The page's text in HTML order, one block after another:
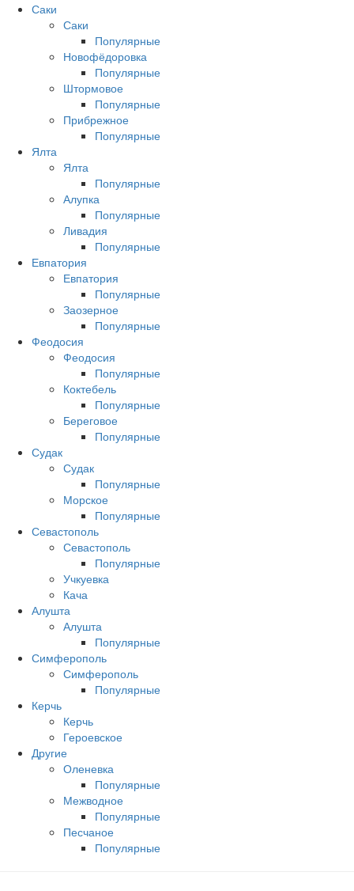
Саки
Саки
Популярные
Новофёдоровка
Популярные
Штормовое
Популярные
Прибрежное
Популярные
Ялта
Ялта
Популярные
Алупка
Популярные
Ливадия
Популярные
Евпатория
Евпатория
Популярные
Заозерное
Популярные
Феодосия
Феодосия
Популярные
Коктебель
Популярные
Береговое
Популярные
Судак
Судак
Популярные
Морское
Популярные
Севастополь
Севастополь
Популярные
Учкуевка
Кача
Алушта
Алушта
Популярные
Симферополь
Симферополь
Популярные
Керчь
Керчь
Героевское
Другие
Оленевка
Популярные
Межводное
Популярные
Песчаное
Популярные